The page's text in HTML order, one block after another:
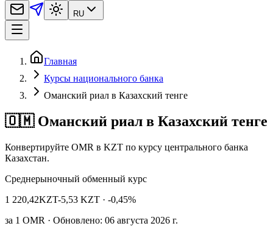
RU
Главная
Курсы национального банка
Оманский риал в Казахский тенге
🇴🇲 Оманский риал в Казахский тенге
Конвертируйте OMR в KZT по курсу центрального банка
Казахстан.
Среднерыночный обменный курс
1 220,42KZT-5,53 KZT · -0,45%
за 1 OMR · Обновлено: 06 августа 2026 г.